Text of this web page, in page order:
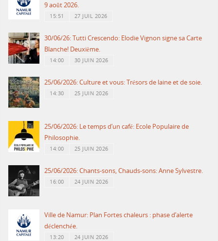
9 août 2026.
15:51 27 JUIL 2026
30/06/26: Tutti Crescendo: Elodie Vignon signe sa Carte
Blanche! Deuxième.
14:00 30 JUIN 2026
25/06/2026: Culture et vous: Trésors de laine et de soie.
14:30 25 JUIN 2026
25/06/2026: Le temps d’un café: Ecole Populaire de
Philosophie.
14:00 25 JUIN 2026
25/06/2026: Chants-sons, Chauds-sons: Anne Sylvestre.
16:00 24 JUIN 2026
Ville de Namur: Plan Fortes chaleurs : phase d’alerte
déclenchée.
13:20 24 JUIN 2026